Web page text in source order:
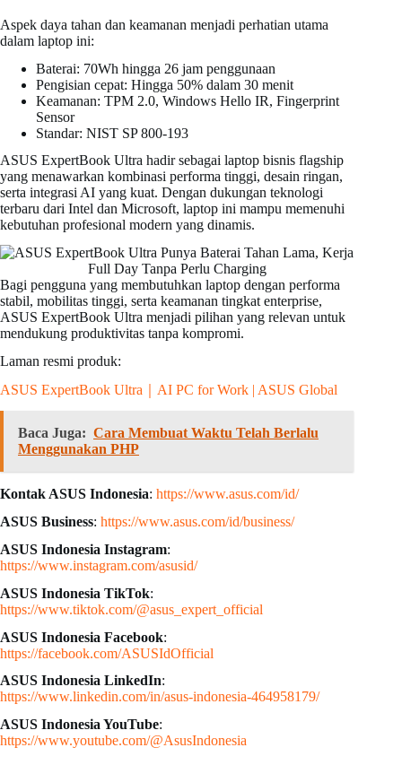
Aspek daya tahan dan keamanan menjadi perhatian utama
dalam laptop ini:
Baterai: 70Wh hingga 26 jam penggunaan
Pengisian cepat: Hingga 50% dalam 30 menit
Keamanan: TPM 2.0, Windows Hello IR, Fingerprint
Sensor
Standar: NIST SP 800-193
ASUS ExpertBook Ultra hadir sebagai laptop bisnis flagship
yang menawarkan kombinasi performa tinggi, desain ringan,
serta integrasi AI yang kuat. Dengan dukungan teknologi
terbaru dari Intel dan Microsoft, laptop ini mampu memenuhi
kebutuhan profesional modern yang dinamis.
Bagi pengguna yang membutuhkan laptop dengan performa
stabil, mobilitas tinggi, serta keamanan tingkat enterprise,
ASUS ExpertBook Ultra menjadi pilihan yang relevan untuk
mendukung produktivitas tanpa kompromi.
Laman resmi produk:
ASUS ExpertBook Ultra｜AI PC for Work | ASUS Global
Baca Juga: Cara Membuat Waktu Telah Berlalu
Menggunakan PHP
Kontak ASUS Indonesia: https://www.asus.com/id/
ASUS Business: https://www.asus.com/id/business/
ASUS Indonesia Instagram:
https://www.instagram.com/asusid/
ASUS Indonesia TikTok:
https://www.tiktok.com/@asus_expert_official
ASUS Indonesia Facebook:
https://facebook.com/ASUSIdOfficial
ASUS Indonesia LinkedIn:
https://www.linkedin.com/in/asus-indonesia-464958179/
ASUS Indonesia YouTube:
https://www.youtube.com/@AsusIndonesia